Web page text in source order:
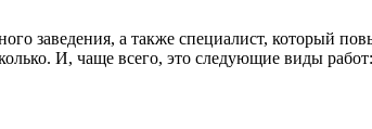
заведения, а также специалист, который
И, чаще всего, это следующие виды работ: